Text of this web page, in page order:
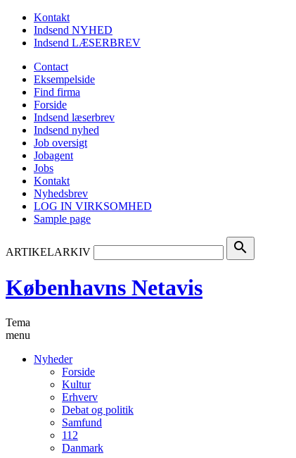
Kontakt
Indsend NYHED
Indsend LÆSERBREV
Contact
Eksempelside
Find firma
Forside
Indsend læserbrev
Indsend nyhed
Job oversigt
Jobagent
Jobs
Kontakt
Nyhedsbrev
LOG IN VIRKSOMHED
Sample page
ARTIKELARKIV search
Københavns Netavis
Tema
menu
Nyheder
Forside
Kultur
Erhverv
Debat og politik
Samfund
112
Danmark